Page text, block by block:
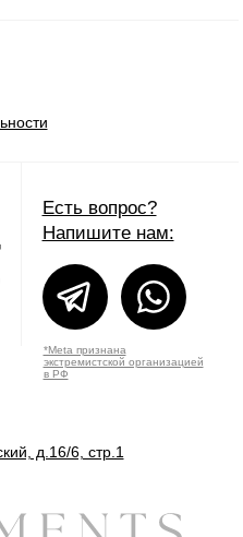
д.16/6, стр.1
*Meta признана
экстремистской организацией
в РФ
Есть вопрос?
Напишите нам: